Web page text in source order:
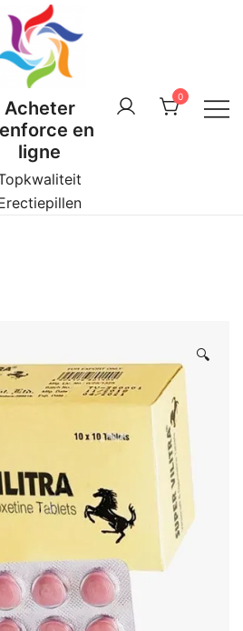
Acheter
en
ligne
0
🔍